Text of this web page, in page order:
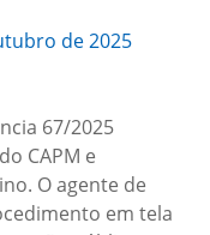
de 2025
67/2025
CAPM e
O agente de
em tela